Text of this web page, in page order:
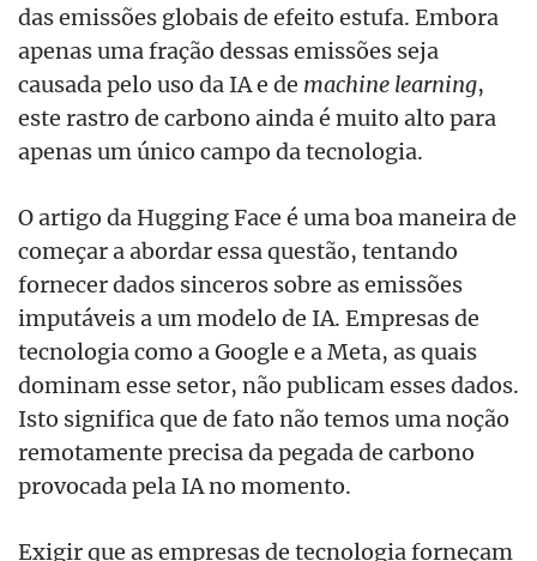
das emissões globais de efeito estufa. Embora
apenas uma fração dessas emissões seja
causada pelo uso da IA e de machine learning,
este rastro de carbono ainda é muito alto para
apenas um único campo da tecnologia.
O artigo da Hugging Face é uma boa maneira de
começar a abordar essa questão, tentando
fornecer dados sinceros sobre as emissões
imputáveis a um modelo de IA. Empresas de
tecnologia como a Google e a Meta, as quais
dominam esse setor, não publicam esses dados.
Isto significa que de fato não temos uma noção
remotamente precisa da pegada de carbono
provocada pela IA no momento.
Exigir que as empresas de tecnologia forneçam